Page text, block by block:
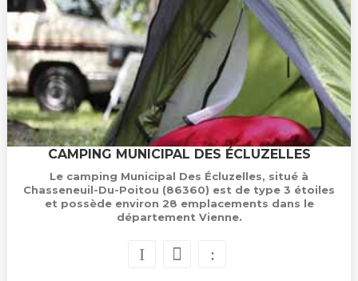
CAMPING MUNICIPAL DES ÉCLUZELLES
Le camping Municipal Des Écluzelles, situé à
Chasseneuil-Du-Poitou (86360) est de type 3 étoiles
et possède environ 28 emplacements dans le
département Vienne.